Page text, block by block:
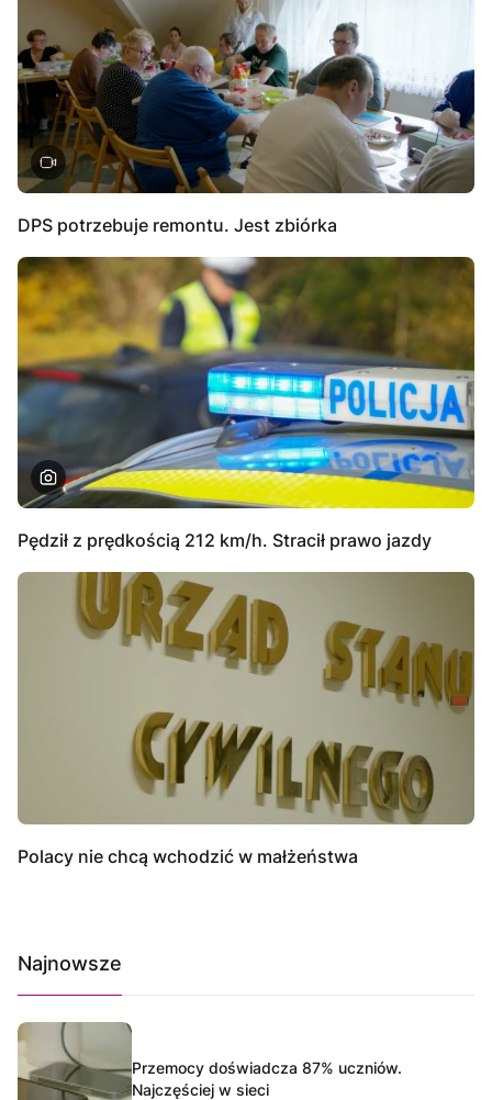
DPS potrzebuje remontu. Jest zbiórka
Pędził z prędkością 212 km/h. Stracił prawo jazdy
Polacy nie chcą wchodzić w małżeństwa
Najnowsze
Przemocy doświadcza 87% uczniów.
Najczęściej w sieci